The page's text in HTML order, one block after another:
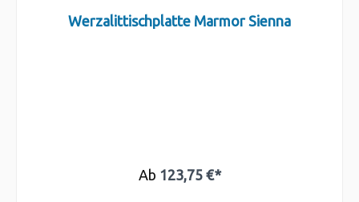
Werzalittischplatte Marmor Sienna
Ab 123,75 €*